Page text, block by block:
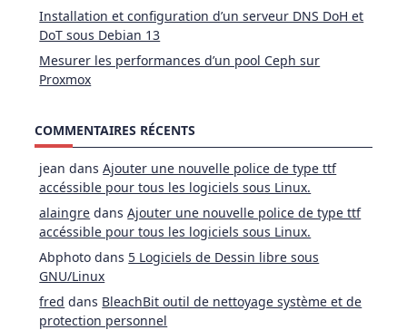
Installation et configuration d’un serveur DNS DoH et
DoT sous Debian 13
Mesurer les performances d’un pool Ceph sur
Proxmox
COMMENTAIRES RÉCENTS
jean dansAjouter une nouvelle police de type ttf
accéssible pour tous les logiciels sous Linux.
alaingre dansAjouter une nouvelle police de type ttf
accéssible pour tous les logiciels sous Linux.
Abphoto dans 5 Logiciels de Dessin libre sous
GNU/Linux
fred dans BleachBit outil de nettoyage système et de
protection personnel